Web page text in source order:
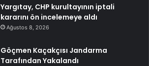
Yargıtay, CHP kurultayının iptali
kararını ön incelemeye aldı
Ağustos 8, 2026
Göçmen Kaçakçısı Jandarma
Tarafından Yakalandı